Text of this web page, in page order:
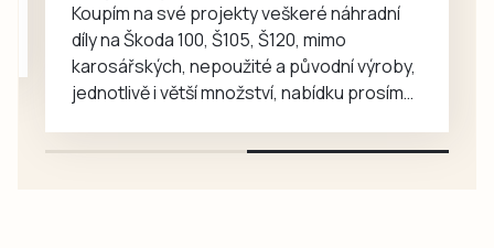
Koupím na své projekty veškeré náhradní
díly na Škoda 100, Š105, Š120, mimo
karosářských, nepoužité a původní výroby,
jednotlivě i větší množství, nabídku prosím